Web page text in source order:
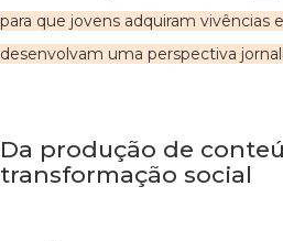
para que jovens adquiram
desenvolvam uma perspectiva
Da produção de
transformação social